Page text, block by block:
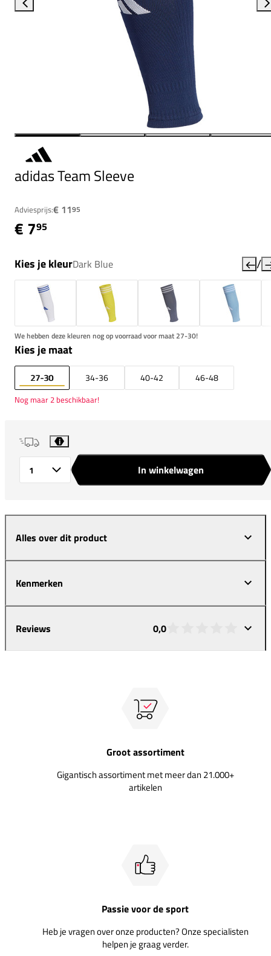
adidas Team Sleeve
Adviesprijs:€ 1195
€ 795
Kies je kleurDark Blue /
We hebben deze kleuren nog op voorraad voor maat 27-30!
Kies je maat
27-30 34-36 40-42 46-48
Nog maar 2 beschikbaar!
i
In winkelwagen
Alles over dit product
Kenmerken
Reviews 0,0
Groot assortiment
Gigantisch assortiment met meer dan 21.000+
artikelen
Passie voor de sport
Heb je vragen over onze producten? Onze specialisten
helpen je graag verder.